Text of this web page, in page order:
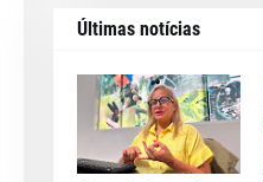
Últimas notícias